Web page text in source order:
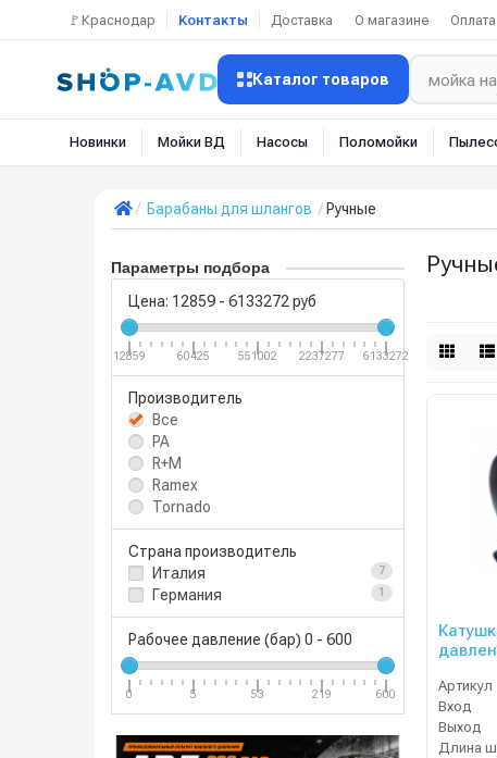
🚩Краснодар Контакты Доставка О магазине Оплата
Каталог товаров
Новинки Мойки ВД Насосы Поломойки
Барабаны для шлангов Ручные
Параметры подбора
Цена: 12859 - 6133272 руб
12859 60425 551002 2237277 6133272
Производитель
Все
PA
R+M
Ramex
Tornado
Страна производитель
Италия
7
Германия 1
Рабочее давление (бар) 0 - 600
0 5 53 219 600
3/
Артикул
Вход
Выход
Длина